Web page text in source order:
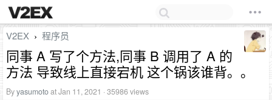
V2EX › 程序员
同事 A 写了个方法,同事 B 调用了 A 的
方法 导致线上直接宕机 这个锅该谁背。。
Byyasumotoat Jan 11, 2021 · 35986 views